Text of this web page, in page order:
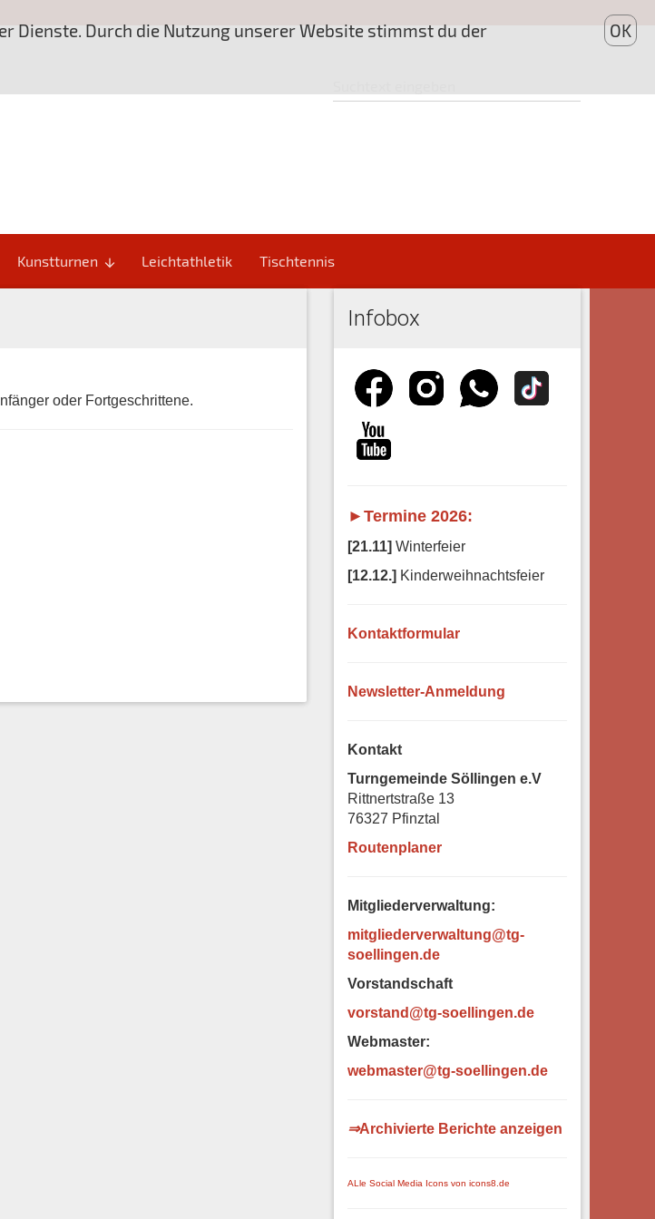
Kunstturnen arrow_downward Leichtathletik Tischtennis
oder Fortgeschrittene.
Infobox
►Termine 2026:
[21.11] Winterfeier
[12.12.] Kinderweihnachtsfeier
Kontaktformular
Newsletter-Anmeldung
Kontakt
Turngemeinde Söllingen e.V
Rittnertstraße 13
76327 Pfinztal
Routenplaner
Mitgliederverwaltung:
mitgliederverwaltung@tg-
soellingen.de
Vorstandschaft
vorstand@tg-soellingen.de
Webmaster:
webmaster@tg-soellingen.de
⇒Archivierte Berichte anzeigen
ALle Social Media Icons von icons8.de
Dienste. Durch die Nutzung unserer Website stimmst du der
OK